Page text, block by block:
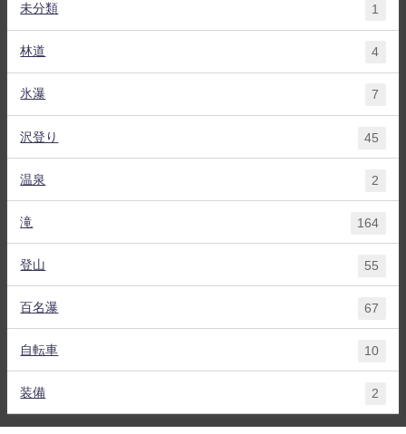
未分類 1
林道 4
氷瀑 7
沢登り 45
温泉 2
滝 164
登山 55
百名瀑 67
自転車 10
装備 2